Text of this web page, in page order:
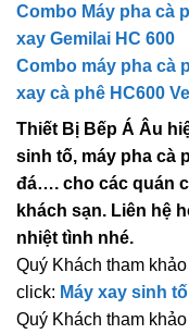
Combo Máy pha cà
xay Gemilai HC 600
Combo máy pha cà
xay cà phê HC600
Thiết Bị Bếp Á Âu
sinh tố, máy pha cà
đá…. cho các quán
khách sạn. Liên hệ
nhiệt tình nhé.
Quý Khách tham
click: Máy xay sinh tố
Quý Khách tham